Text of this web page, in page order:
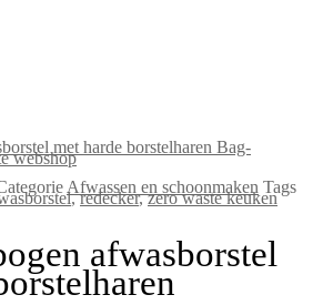
Afwassen en schoonmaken Tags
,redecker,zero waste keuken
afwasborstel